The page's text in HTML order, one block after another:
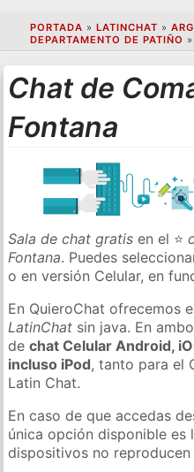
PORTADA » LATINCHAT »
DEPARTAMENTO DE PATIÑO »
Chat de
Fontana
Sala de chat gratis en el ⭐
Fontana. Puedes
o en versión Celular, en
En QuieroChat ofrecemos
LatinChat sin java. En
dechat Celular Android,
incluso iPod, tanto para el
Latin Chat.
En caso de que accedas
única opción disponible es
dispositivos no reproducen